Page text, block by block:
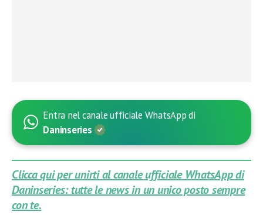
Entra nel canale ufficiale WhatsApp di
Daninseries
Clicca qui per unirti al canale ufficiale WhatsApp di
Daninseries: tutte le news in un unico posto sempre
con te.